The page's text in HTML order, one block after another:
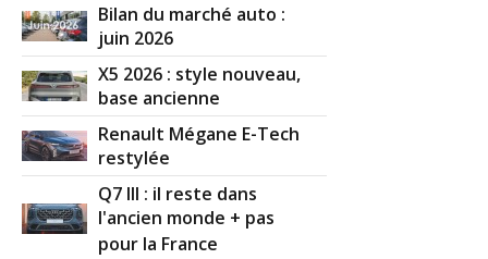
Bilan du marché auto :
juin 2026
X5 2026 : style nouveau,
base ancienne
Renault Mégane E-Tech
restylée
Q7 III : il reste dans
l'ancien monde + pas
pour la France